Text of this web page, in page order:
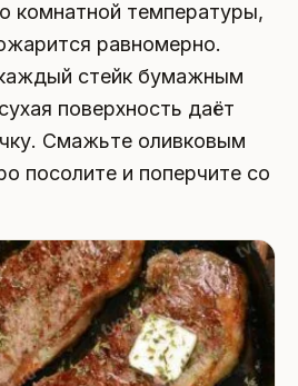
комнатной температуры,
равномерно.
стейк бумажным
поверхность даёт
Смажьте оливковым
посолите и поперчите со